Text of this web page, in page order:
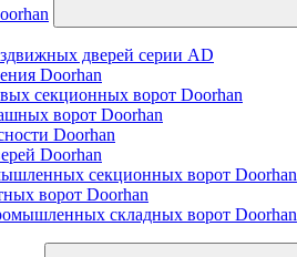
дверей серии AD
Doorhan
секционных ворот Doorhan
ворот Doorhan
Doorhan
Doorhan
секционных ворот Doorhan
ворот Doorhan
складных ворот Doorhan